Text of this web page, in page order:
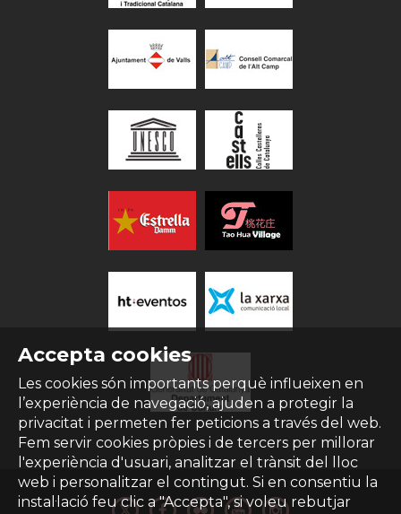
Accepta cookies
Les cookies són importants perquè influeixen en
l’experiència de navegació, ajuden a protegir la
privacitat i permeten fer peticions a través del web.
Fem servir cookies pròpies i de tercers per millorar
l'experiència d'usuari, analitzar el trànsit del lloc
web i personalitzar el contingut. Si en consentiu la
instal·lació feu clic a "Accepta", si voleu rebutjar